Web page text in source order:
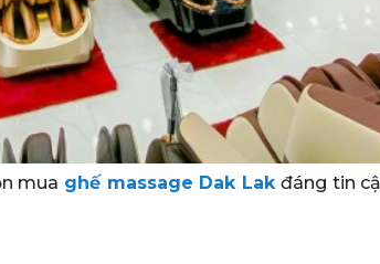
mua ghế massage Dak Lakđáng tin